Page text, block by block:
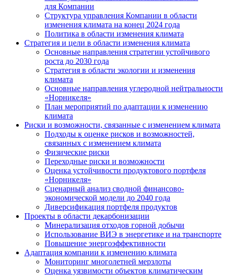
для Компании
Структура управления Компании в области
изменения климата на конец 2024 года
Политика в области изменения климата
Стратегия и цели в области изменения климата
Основные направления стратегии устойчивого
роста до 2030 года
Стратегия в области экологии и изменения
климата
Основные направления углеродной нейтральности
«Норникеля»
План мероприятий по адаптации к изменению
климата
Риски и возможности, связанные с изменением климата
Подходы к оценке рисков и возможностей,
связанных с изменением климата
Физические риски
Переходные риски и возможности
Оценка устойчивости продуктового портфеля
«Норникеля»
Сценарный анализ сводной финансово-
экономической модели до 2040 года
Диверсификация портфеля продуктов
Проекты в области декарбонизации
Минерализация отходов горной добычи
Использование ВИЭ в энергетике и на транспорте
Повышение энергоэффективности
Адаптация компании к изменению климата
Мониторинг многолетней мерзлоты
Оценка уязвимости объектов климатическим